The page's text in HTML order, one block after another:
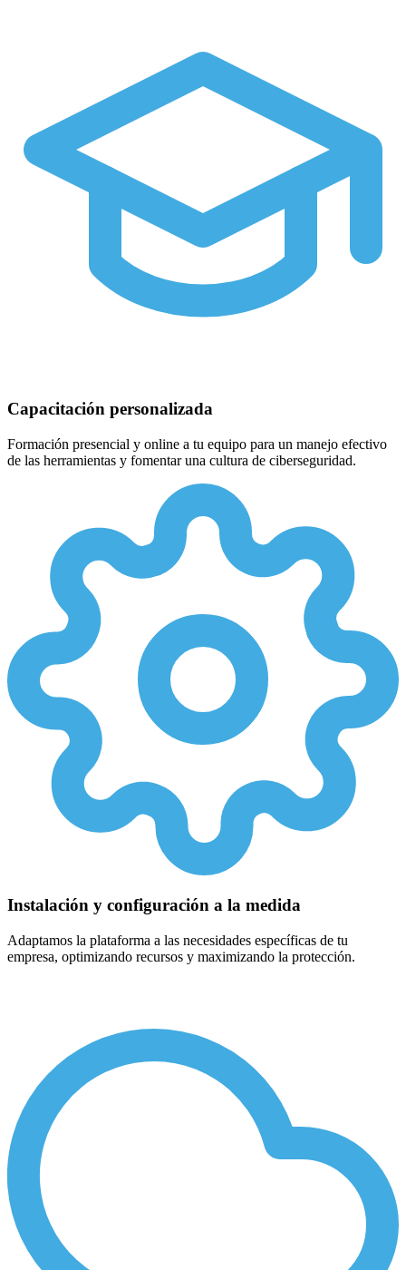
Capacitación personalizada
Formación presencial y online a tu equipo para un manejo efectivo
de las herramientas y fomentar una cultura de ciberseguridad.
Instalación y configuración a la medida
Adaptamos la plataforma a las necesidades específicas de tu
empresa, optimizando recursos y maximizando la protección.